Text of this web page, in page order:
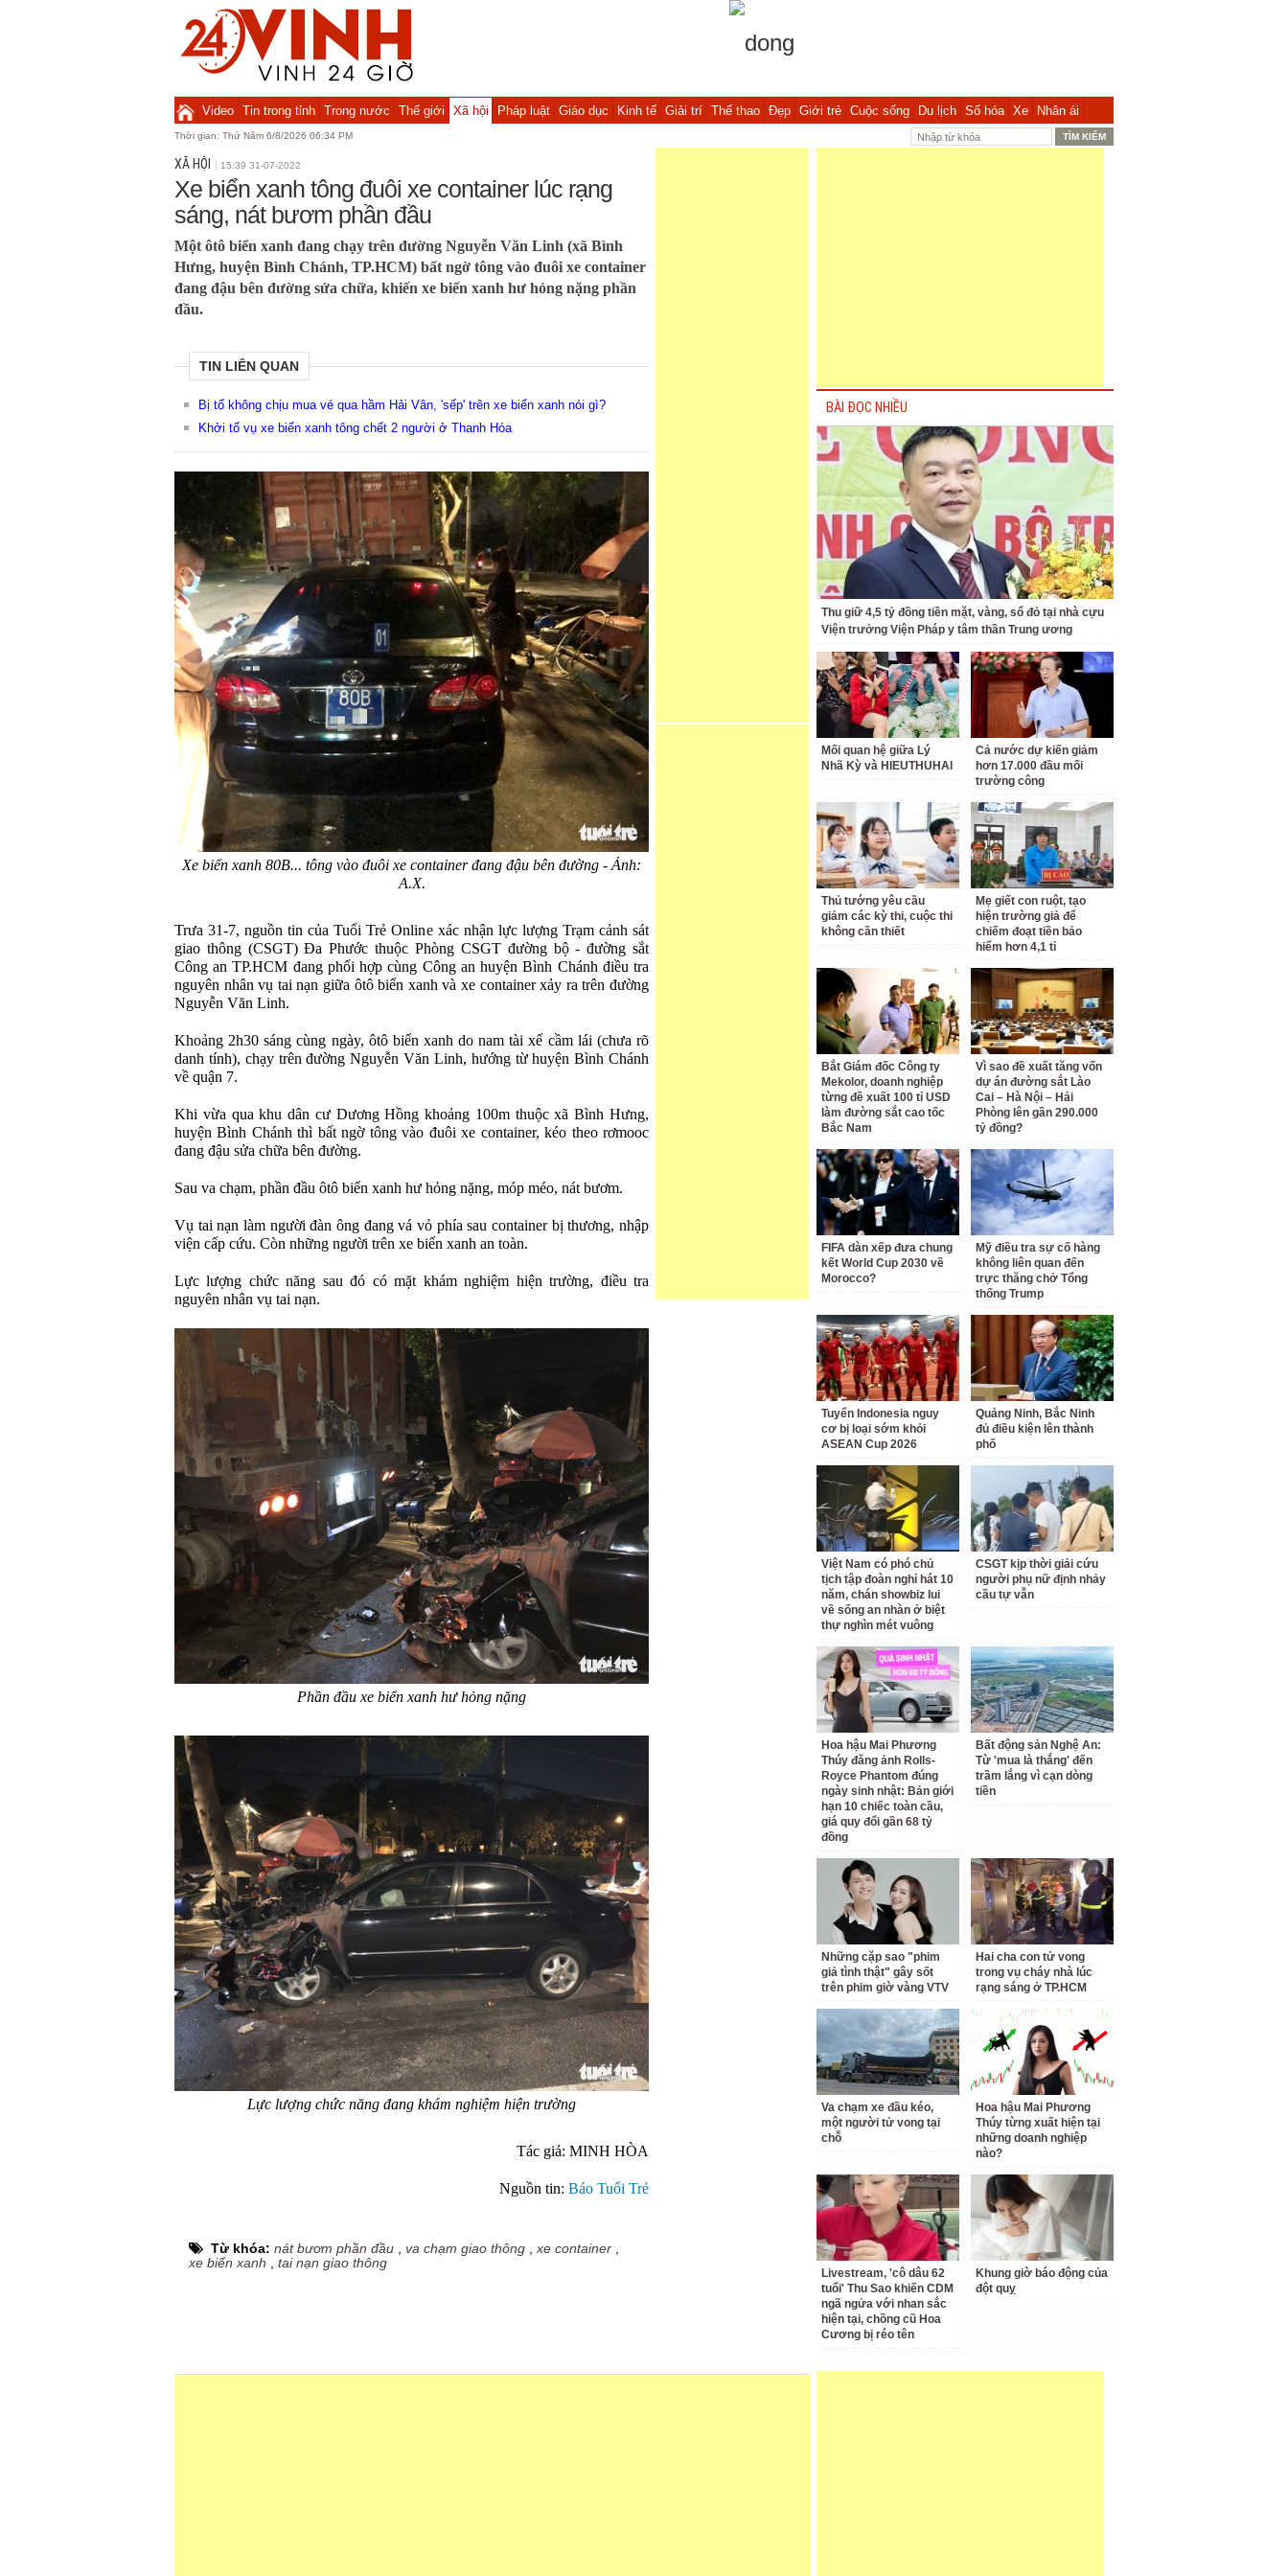
Video Tin trong tỉnh Trong nước Thế giới Xã hội Pháp luật Giáo dục Kinh tế Giải trí Thể thao Đẹp Giới trẻ Cuộc sống Du lịch Số hóa Xe Nhân ái
Thời gian: Thứ Năm 6/8/2026 06:34 PM
XÃ HỘI 15:39 31-07-2022
Xe biển xanh tông đuôi xe container lúc rạng
sáng, nát bươm phần đầu
Một ôtô biển xanh đang chạy trên đường Nguyễn Văn Linh (xã Bình
Hưng, huyện Bình Chánh, TP.HCM) bất ngờ tông vào đuôi xe container
đang đậu bên đường sửa chữa, khiến xe biển xanh hư hỏng nặng phần
đầu.
TIN LIÊN QUAN
Bị tố không chịu mua vé qua hầm Hải Vân, 'sếp' trên xe biển xanh nói gì?
Khởi tố vụ xe biển xanh tông chết 2 người ở Thanh Hóa
Xe biển xanh 80B... tông vào đuôi xe container đang đậu bên đường - Ảnh:
A.X.
Trưa 31-7, nguồn tin của Tuổi Trẻ Online xác nhận lực lượng Trạm cảnh sát
giao thông (CSGT) Đa Phước thuộc Phòng CSGT đường bộ - đường sắt
Công an TP.HCM đang phối hợp cùng Công an huyện Bình Chánh điều tra
nguyên nhân vụ tai nạn giữa ôtô biển xanh và xe container xảy ra trên đường
Nguyễn Văn Linh.
Khoảng 2h30 sáng cùng ngày, ôtô biển xanh do nam tài xế cầm lái (chưa rõ
danh tính), chạy trên đường Nguyễn Văn Linh, hướng từ huyện Bình Chánh
về quận 7.
Khi vừa qua khu dân cư Dương Hồng khoảng 100m thuộc xã Bình Hưng,
huyện Bình Chánh thì bất ngờ tông vào đuôi xe container, kéo theo rơmooc
đang đậu sửa chữa bên đường.
Sau va chạm, phần đầu ôtô biển xanh hư hỏng nặng, móp méo, nát bươm.
Vụ tai nạn làm người đàn ông đang vá vỏ phía sau container bị thương, nhập
viện cấp cứu. Còn những người trên xe biển xanh an toàn.
Lực lượng chức năng sau đó có mặt khám nghiệm hiện trường, điều tra
nguyên nhân vụ tai nạn.
Phần đầu xe biển xanh hư hỏng nặng
Lực lượng chức năng đang khám nghiệm hiện trường
Tác giả: MINH HÒA
Nguồn tin: Báo Tuổi Trẻ
Từ khóa: nát bươm phần đầu va chạm giao thông xe container
xe biển xanh
tai nạn giao thông
BÀI ĐỌC NHIỀU
Thu giữ 4,5 tỷ đồng tiền mặt, vàng, sổ đỏ tại nhà cựu
Viện trưởng Viện Pháp y tâm thần Trung ương
Mối quan hệ giữa Lý
Nhã Kỳ và HIEUTHUHAI
Cả nước dự kiến giảm
hơn 17.000 đầu mối
trường công
Thủ tướng yêu cầu
giảm các kỳ thi, cuộc thi
không cần thiết
Mẹ giết con ruột, tạo
hiện trường giả để
chiếm đoạt tiền bảo
hiểm hơn 4,1 tỉ
Bắt Giám đốc Công ty
Mekolor, doanh nghiệp
từng đề xuất 100 tỉ USD
làm đường sắt cao tốc
Bắc Nam
Vì sao đề xuất tăng vốn
dự án đường sắt Lào
Cai – Hà Nội – Hải
Phòng lên gần 290.000
tỷ đồng?
FIFA dàn xếp đưa chung
kết World Cup 2030 về
Morocco?
Mỹ điều tra sự cố hàng
không liên quan đến
trực thăng chở Tổng
thống Trump
Tuyển Indonesia nguy
cơ bị loại sớm khỏi
ASEAN Cup 2026
Quảng Ninh, Bắc Ninh
đủ điều kiện lên thành
phố
Việt Nam có phó chủ
tịch tập đoàn nghỉ hát 10
năm, chán showbiz lui
về sống an nhàn ở biệt
thự nghìn mét vuông
CSGT kịp thời giải cứu
người phụ nữ định nhảy
cầu tự vẫn
Hoa hậu Mai Phương
Thúy đăng ảnh Rolls-
Royce Phantom đúng
ngày sinh nhật: Bản giới
hạn 10 chiếc toàn cầu,
giá quy đổi gần 68 tỷ
đồng
Bất động sản Nghệ An:
Từ 'mua là thắng' đến
trầm lắng vì cạn dòng
tiền
Những cặp sao "phim
giả tình thật" gây sốt
trên phim giờ vàng VTV
Hai cha con tử vong
trong vụ cháy nhà lúc
rạng sáng ở TP.HCM
Va chạm xe đầu kéo,
một người tử vong tại
chỗ
Hoa hậu Mai Phương
Thúy từng xuất hiện tại
những doanh nghiệp
nào?
Livestream, 'cô dâu 62
tuổi' Thu Sao khiến CDM
ngã ngửa với nhan sắc
hiện tại, chồng cũ Hoa
Cương bị réo tên
Khung giờ báo động của
đột quỵ